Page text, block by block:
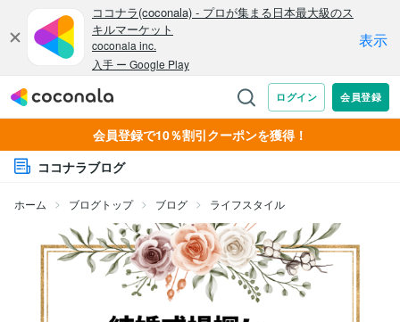
会員登録で10％割引クーポンを獲得！
ココナラブログ
ホーム ブログトップ ブログ ライフスタイル